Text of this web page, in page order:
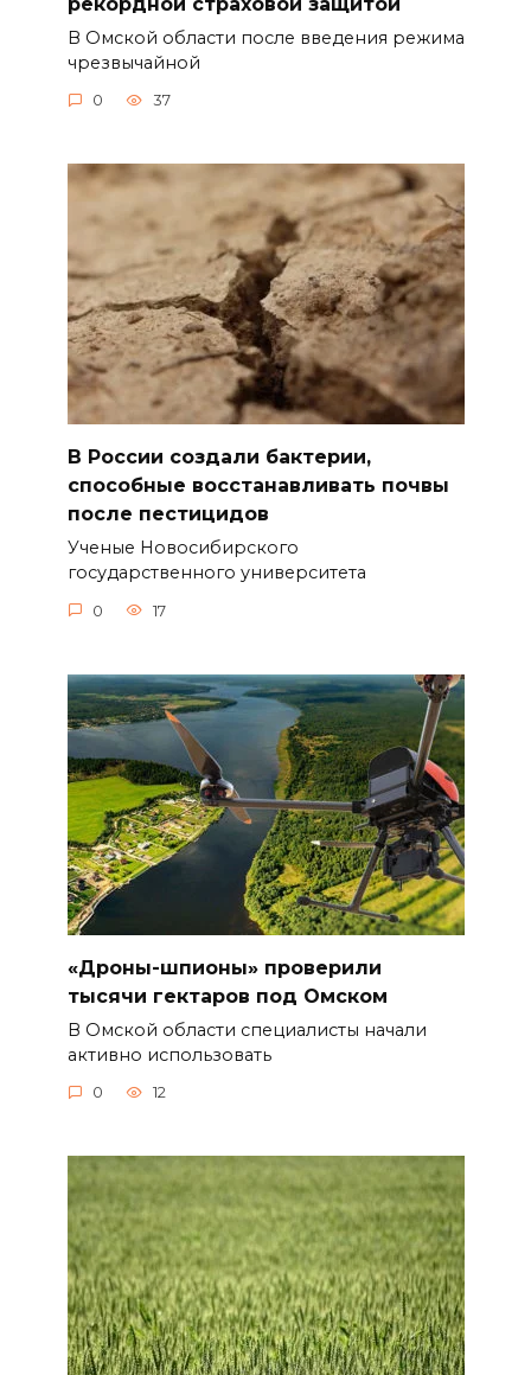
В Омской области после введения режима
чрезвычайной
0 37
В России создали бактерии,
способные восстанавливать почвы
после пестицидов
Ученые Новосибирского
государственного университета
0 17
«Дроны-шпионы» проверили
тысячи гектаров под Омском
В Омской области специалисты начали
активно использовать
0 12